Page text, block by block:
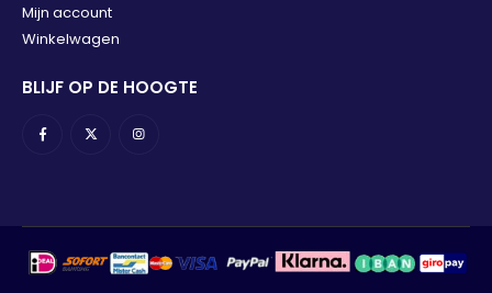
Mijn account
Winkelwagen
BLIJF OP DE HOOGTE